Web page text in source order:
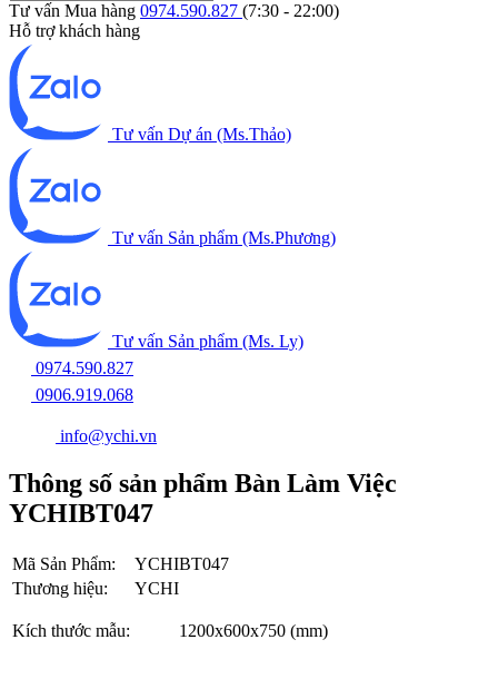
Tư vấn Mua hàng 0974.590.827 (7:30 - 22:00)
Hỗ trợ khách hàng
Tư vấn Dự án (Ms.Thảo)
Tư vấn Sản phẩm (Ms.Phương)
Tư vấn Sản phẩm (Ms. Ly)
0974.590.827
0906.919.068
info@ychi.vn
Thông số sản phẩm Bàn Làm Việc
YCHIBT047
Mã Sản Phẩm:
YCHIBT047
Thương hiệu:
YCHI
Kích thước mẫu: 1200x600x750 (mm)